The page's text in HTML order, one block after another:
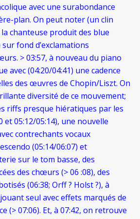
avec une surabondance
plan. On peut noter (un clin
la chanteuse produit des blue
fond d’exclamations
> 03:57, à nouveau du piano
avec (04:20/04:41) une cadence
des œuvres de Chopin/Liszt. On
diversité de ce mouvement;
riffs presque hiératiques par les
et 05:12/05:14), une nouvelle
contrechants vocaux
(05:14/06:07) et
sur le tom basse, des
des chœurs (> 06 :08), des
(06:38; Orff ? Holst ?), à
seul avec effets marqués de
(> 07:06). Et, à 07:42, on retrouve